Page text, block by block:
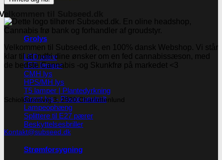
Grolys
LED pære
LED lamper
CMH lys
HPS/MH lys
T5 lamper | Plantedyrkning
Grønt lys - Plante neutralt
Lampeophæng
Splittere til E27 pærer
Beskyttelsesbriller
Strømforsygning
til Subseed.dk
Velkommen til Subseed.dk, en 100% dansk Webshop. Vi står
klar til at indfri dine ønsker om en fed cannabissæson, med
de bedste Cannabis -og Skunkfrø på markedet <3
Schioldannsvej 3, 2920 Charlottenlund
Kontakt@subseed.dk